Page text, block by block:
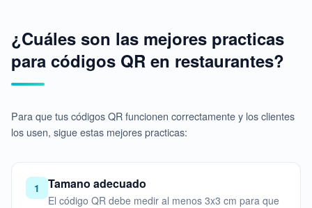
¿Cuáles son las mejores practicas
para códigos QR en restaurantes?
Para que tus códigos QR funcionen correctamente y los clientes
los usen, sigue estas mejores practicas:
1 Tamano adecuado
El código QR debe medir al menos 3x3 cm para que